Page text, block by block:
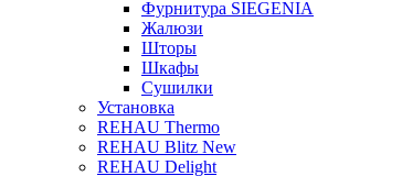
Фурнитура SIEGENIA
Жалюзи
Шторы
Шкафы
Сушилки
Установка
REHAU Thermo
REHAU Blitz New
REHAU Delight